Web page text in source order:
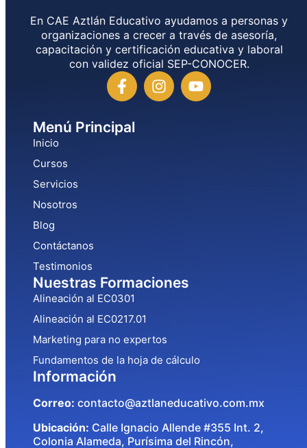
En CAE Aztlán Educativo ayudamos a personas y
organizaciones a crecer a través de asesoría,
capacitación y certificación educativa y laboral
con validez oficial SEP-CONOCER.
Menú Principal
Inicio
Cursos
Servicios
Nosotros
Blog
Contáctanos
Testimonios
Nuestras Formaciones
Alineación al EC0301
Alineación al EC0217.01
Marketing para no expertos
Fundamentos de la hoja de cálculo
Información
Correo: contacto@aztlaneducativo.com.mx
Ubicación: Calle Ignacio Allende #355 Int. 2,
Colonia Alameda, Purísima del Rincón,